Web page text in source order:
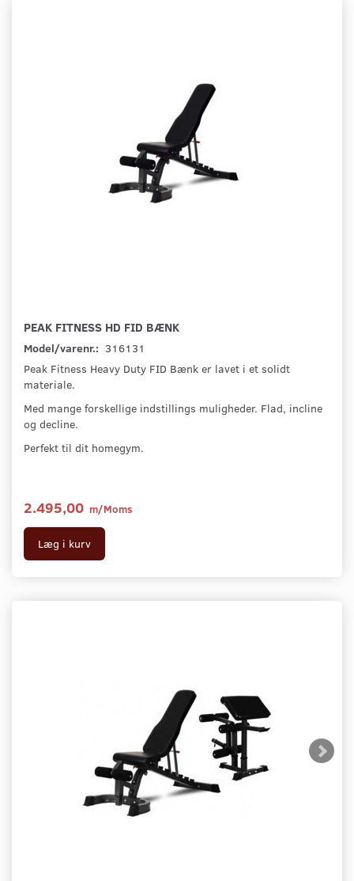
PEAK FITNESS HD FID BÆNK
Model/varenr.: 316131
Peak Fitness Heavy Duty FID Bænk er lavet i et solidt
materiale.
Med mange forskellige indstillings muligheder. Flad, incline
og decline.
Perfekt til dit homegym.
2.495,00 m/Moms
Læg i kurv